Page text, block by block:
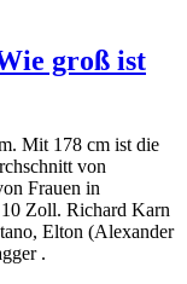
groß ist
Mit 178 cm ist die
von
Frauen in
Zoll. Richard Karn
Elton (Alexander
.